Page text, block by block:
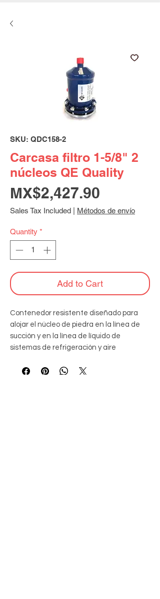
SKU: QDC158-2
Carcasa filtro 1-5/8" 2
núcleos QE Quality
MX$2,427.90
Sales Tax Included Métodos de envío
Quantity *
Add to Cart
Contenedor resistente diseñado para
alojar el núcleo de piedra en la línea de
succión y en la línea de líquido de
sistemas de refrigeración y aire
instalación, mantenimiento y reemplazo.